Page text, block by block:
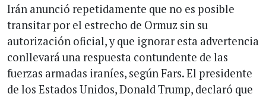
Irán anunció repetidamente que no es posible
transitar por el estrecho de Ormuz sin su
autorización oficial, y que ignorar esta advertencia
conllevará una respuesta contundente de las
fuerzas armadas iraníes, según Fars. El presidente
de los Estados Unidos, Donald Trump, declaró que